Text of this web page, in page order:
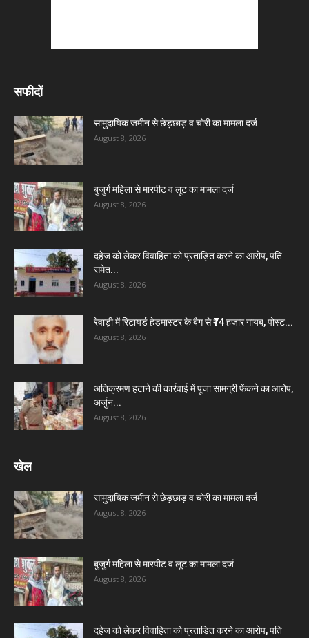
सफीदों
सामुदायिक जमीन से छेड़छाड़ व चोरी का मामला दर्ज
August 8, 2026
बुजुर्ग महिला से मारपीट व लूट का मामला दर्ज
August 8, 2026
दहेज को लेकर विवाहिता को प्रताड़ित करने का आरोप, पति
समेत...
August 8, 2026
रेवाड़ी में रिटायर्ड हेडमास्टर के बैग से ₹74 हजार गायब, पोस्ट...
August 8, 2026
अतिक्रमण हटाने की कार्रवाई में पूजा सामग्री फेंकने का आरोप,
अर्जुन...
August 8, 2026
खेल
सामुदायिक जमीन से छेड़छाड़ व चोरी का मामला दर्ज
August 8, 2026
बुजुर्ग महिला से मारपीट व लूट का मामला दर्ज
August 8, 2026
दहेज को लेकर विवाहिता को प्रताड़ित करने का आरोप, पति